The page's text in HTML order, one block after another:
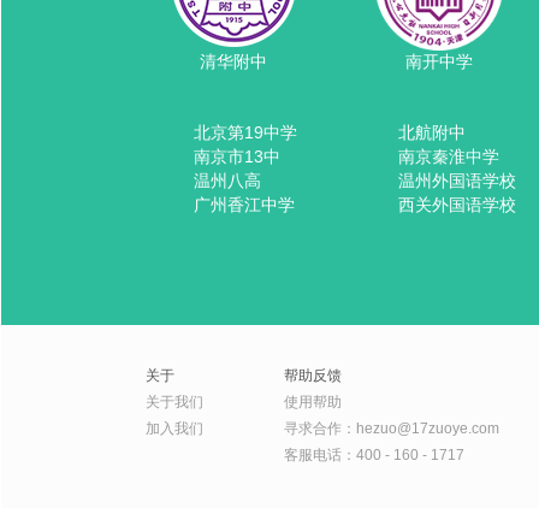
清华附中 南开中学
北京第19中学
南京市13中
温州八高
广州香江中学
北航附中
南京秦淮中学
温州外国语学校
西关外国语学校
关于
关于我们
加入我们
帮助反馈
使用帮助
寻求合作：hezuo@17zuoye.com
客服电话：400 - 160 - 1717